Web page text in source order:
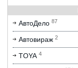
АвтоДело 87
Автовираж 2
TOYA 4